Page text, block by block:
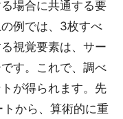
場合に共通する要
例では、3枚すべ
視覚要素は、サー
す。これで、調べ
が得られます。先
から、算術的に重